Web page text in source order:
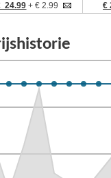
24.99 + € 2.99 €